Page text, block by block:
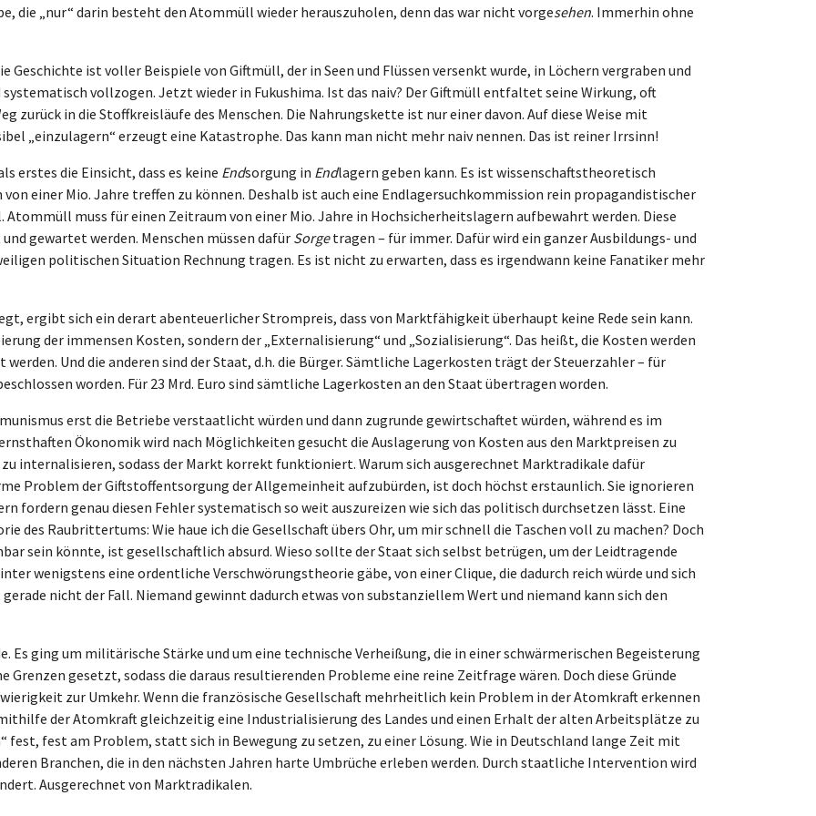
die „nur“ darin besteht den Atommüll wieder herauszuholen, denn das war nicht vorgesehen. Immerhin ohne
ist voller Beispiele von Giftmüll, der in Seen und Flüssen versenkt wurde, in Löchern vergraben und
vollzogen. Jetzt wieder in Fukushima. Ist das naiv? Der Giftmüll entfaltet seine Wirkung, oft
zurück in die Stoffkreisläufe des Menschen. Die Nahrungskette ist nur einer davon. Auf diese Weise mit
„einzulagern“ erzeugt eine Katastrophe. Das kann man nicht mehr naiv nennen. Das ist reiner Irrsinn!
erstes die Einsicht, dass es keine Endsorgung in Endlagern geben kann. Es ist wissenschaftstheoretisch
einer Mio. Jahre treffen zu können. Deshalb ist auch eine Endlagersuchkommission rein propagandistischer
Atommüll muss für einen Zeitraum von einer Mio. Jahre in Hochsicherheitslagern aufbewahrt werden. Diese
gewartet werden. Menschen müssen dafür Sorgetragen – für immer. Dafür wird ein ganzer Ausbildungs- und
politischen Situation Rechnung tragen. Es ist nicht zu erwarten, dass es irgendwann keine Fanatiker mehr
ergibt sich ein derart abenteuerlicher Strompreis, dass von Marktfähigkeit überhaupt keine Rede sein kann.
der immensen Kosten, sondern der „Externalisierung“ und „Sozialisierung“. Das heißt, die Kosten werden
Und die anderen sind der Staat, d.h. die Bürger. Sämtliche Lagerkosten trägt der Steuerzahler – für
worden. Für 23 Mrd. Euro sind sämtliche Lagerkosten an den Staat übertragen worden.
erst die Betriebe verstaatlicht würden und dann zugrunde gewirtschaftet würden, während es im
Ökonomik wird nach Möglichkeiten gesucht die Auslagerung von Kosten aus den Marktpreisen zu
internalisieren, sodass der Markt korrekt funktioniert. Warum sich ausgerechnet Marktradikale dafür
Problem der Giftstoffentsorgung der Allgemeinheit aufzubürden, ist doch höchst erstaunlich. Sie ignorieren
fordern genau diesen Fehler systematisch so weit auszureizen wie sich das politisch durchsetzen lässt. Eine
des Raubrittertums: Wie haue ich die Gesellschaft übers Ohr, um mir schnell die Taschen voll zu machen? Doch
sein könnte, ist gesellschaftlich absurd. Wieso sollte der Staat sich selbst betrügen, um der Leidtragende
wenigstens eine ordentliche Verschwörungstheorie gäbe, von einer Clique, die dadurch reich würde und sich
nicht der Fall. Niemand gewinnt dadurch etwas von substanziellem Wert und niemand kann sich den
Es ging um militärische Stärke und um eine technische Verheißung, die in einer schwärmerischen Begeisterung
gesetzt, sodass die daraus resultierenden Probleme eine reine Zeitfrage wären. Doch diese Gründe
zur Umkehr. Wenn die französische Gesellschaft mehrheitlich kein Problem in der Atomkraft erkennen
der Atomkraft gleichzeitig eine Industrialisierung des Landes und einen Erhalt der alten Arbeitsplätze zu
fest am Problem, statt sich in Bewegung zu setzen, zu einer Lösung. Wie in Deutschland lange Zeit mit
Branchen, die in den nächsten Jahren harte Umbrüche erleben werden. Durch staatliche Intervention wird
Ausgerechnet von Marktradikalen.